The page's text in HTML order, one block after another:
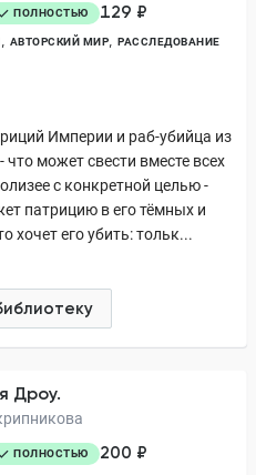
ПОЛНОСТЬЮ 129 ₽
АВТОРСКИЙ МИР РАССЛЕДОВАНИЕ
Империи и раб-убийца из
может свести вместе всех
с конкретной целью -
патрицию в его тёмных и
хочет его убить: тольк...
Дроу.
ПОЛНОСТЬЮ 200 ₽